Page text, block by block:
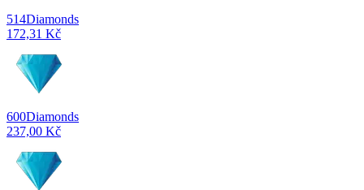
514Diamonds
172,31 Kč
600Diamonds
237,00 Kč